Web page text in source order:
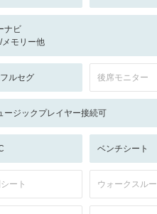
ナビ
メモリー他
ルセグ 後席モニター
ージックプレイヤー接続可
ベンチシート
ート ウォークスルー